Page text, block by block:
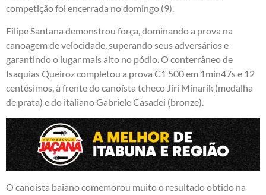
competição foi encerrada no domingo (9).
Filipe Santana demonstrou força, dominando a prova na
canoagem de velocidade, superando seus adversários e
garantindo o lugar mais alto no pódio. O conterrâneo de
Isaquias Queiroz completou a prova C1 500 em 1min47s e 12
centésimos, à frente do canoísta tcheco Jiri Minarik (medalha
de prata) e do italiano Gabriele Casadei (bronze).
O canoísta baiano comemorou muito o resultado obtido na